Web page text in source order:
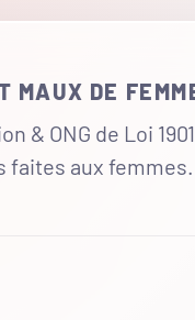
MAUX DE
& ONG de Loi
faites aux femmes.